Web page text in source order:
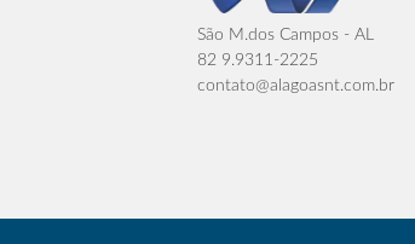
São M.dos Campos - AL
82 9.9311-2225
contato@alagoasnt.com.br